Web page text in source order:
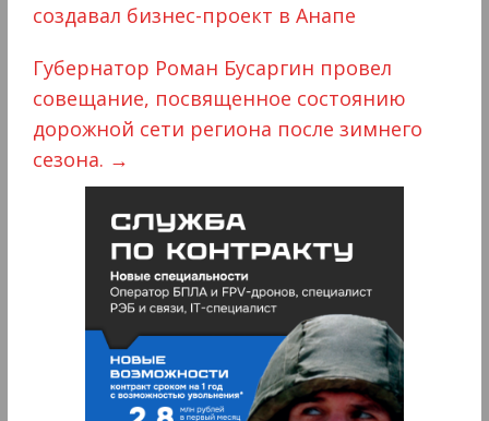
создавал бизнес-проект в Анапе
Губернатор Роман Бусаргин провел
совещание, посвященное состоянию
дорожной сети региона после зимнего
сезона. →